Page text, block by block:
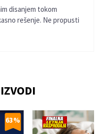
disanjem tokom
rešenje. Ne propusti
63%